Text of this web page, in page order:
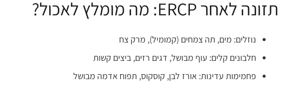
תזונה לאחר ERCP: מה מומלץ לאכול?
נוזלים: מים, תה צמחים (קמומיל), מרק צח
חלבונים קלים: עוף מבושל, דגים רזים, ביצים קשות
פחמימות עדינות: אורז לבן, קוסקוס, תפוח אדמה מבושל